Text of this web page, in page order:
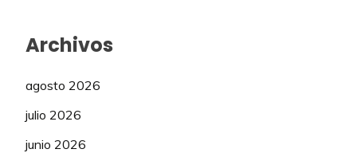
Archivos
agosto 2026
julio 2026
junio 2026